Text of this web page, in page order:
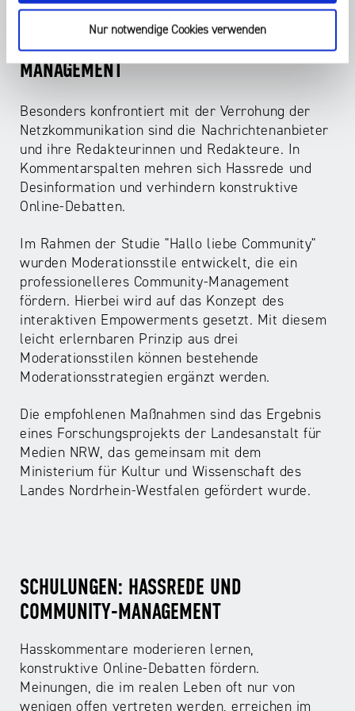
Nur notwendige Cookies verwenden
ONLINE-DISKURS UND COMMUNITY-
MANAGEMENT
Besonders konfrontiert mit der Verrohung der
Netzkommunikation sind die Nachrichtenanbieter
und ihre Redakteurinnen und Redakteure. In
Kommentarspalten mehren sich Hassrede und
Desinformation und verhindern konstruktive
Online-Debatten.
Im Rahmen der Studie "Hallo liebe Community"
wurden Moderationsstile entwickelt, die ein
professionelleres Community-Management
fördern. Hierbei wird auf das Konzept des
interaktiven Empowerments gesetzt. Mit diesem
leicht erlernbaren Prinzip aus drei
Moderationsstilen können bestehende
Moderationsstrategien ergänzt werden.
Die empfohlenen Maßnahmen sind das Ergebnis
eines Forschungsprojekts der Landesanstalt für
Medien NRW, das gemeinsam mit dem
Ministerium für Kultur und Wissenschaft des
Landes Nordrhein-Westfalen gefördert wurde.
SCHULUNGEN: HASSREDE UND
COMMUNITY-MANAGEMENT
Hasskommentare moderieren lernen,
konstruktive Online-Debatten fördern.
Meinungen, die im realen Leben oft nur von
wenigen offen vertreten werden, erreichen im